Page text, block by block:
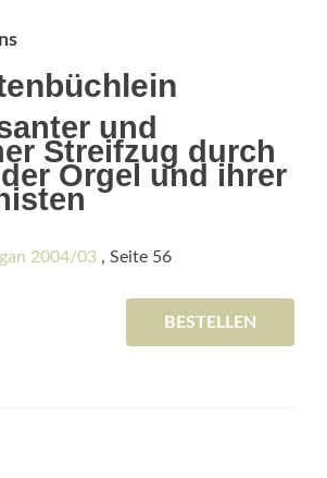
und
Streifzug durch
Orgel und ihrer
2004/03 , Seite 56
BESTELLEN